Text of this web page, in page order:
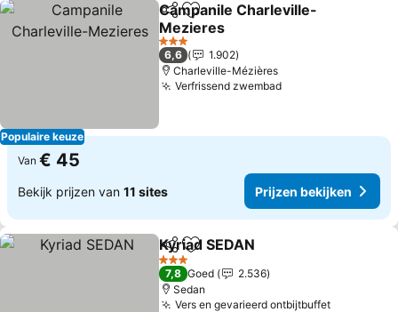
Populaire keuze
DelenToevoegen aan favorieten
Campanile Charleville-
Mezieres
3 Sterren
6,6
1.902
Charleville-Mézières
Verfrissend zwembad
Van € 45
Bekijk prijzen van 11 sites Prijzen bekijken
DelenToevoegen aan favorieten
Kyriad SEDAN
3 Sterren
7,8 Goed
2.536
Sedan
Vers en gevarieerd ontbijtbuffet